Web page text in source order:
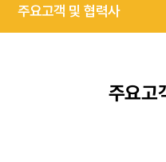
주요고객 및 협력사
주요고